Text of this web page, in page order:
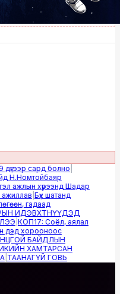
сард болно|
Н.Номтойбаяр
ажлын хүрээнд Шадар
|Бүх шатанд
гадаад
ИДЭВХТНҮҮДЭД
|КОП17: Соёл, аялал
хорооноос
БАЙДЛЫН
ХАМТАРСАН
ТААНАГҮЙ ГОВЬ